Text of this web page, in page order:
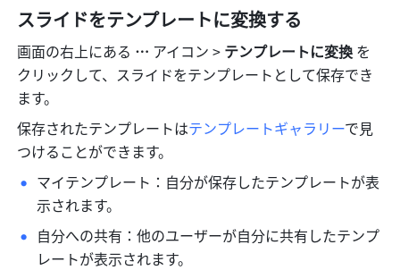
スライドをテンプレートに変換する
画面の右上にある … アイコン > テンプレートに変換 を
クリックして、スライドをテンプレートとして保存でき
ます。
保存されたテンプレートはテンプレートギャラリーで見
つけることができます。
マイテンプレート：自分が保存したテンプレートが表
示されます。
自分への共有：他のユーザーが自分に共有したテンプ
レートが表示されます。